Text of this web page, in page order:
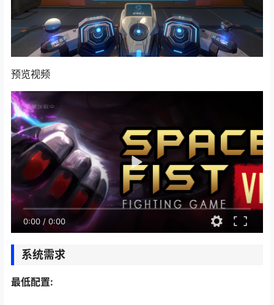
预览视频
0:00 / 0:00
系统需求
最低配置: